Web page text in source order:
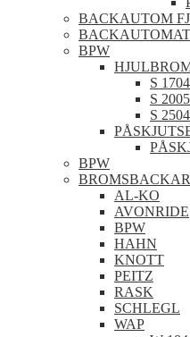
BACKAUTOM
BPW
S
S
S
BPW
BROMSBACKAR
AL-KO
AVONRIDE
BPW
HAHN
KNOTT
PEITZ
RASK
SCHLEGL
WAP